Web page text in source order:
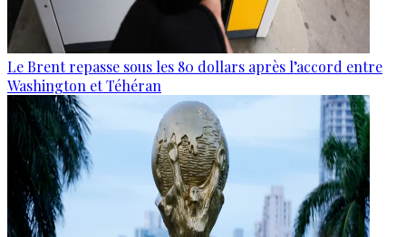
Le Brent repasse sous les 80 dollars après l’accord entre
Washington et Téhéran